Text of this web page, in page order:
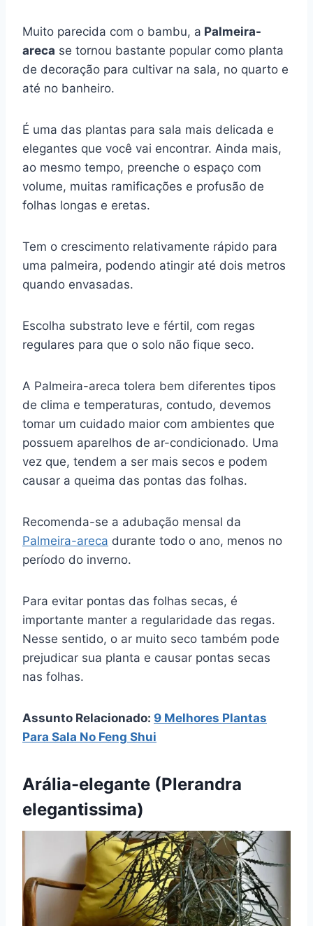
Muito parecida com o bambu, a Palmeira-
areca se tornou bastante popular como planta
de decoração para cultivar na sala, no quarto e
até no banheiro.
É uma das plantas para sala mais delicada e
elegantes que você vai encontrar. Ainda mais,
ao mesmo tempo, preenche o espaço com
volume, muitas ramificações e profusão de
folhas longas e eretas.
Tem o crescimento relativamente rápido para
uma palmeira, podendo atingir até dois metros
quando envasadas.
Escolha substrato leve e fértil, com regas
regulares para que o solo não fique seco.
A Palmeira-areca tolera bem diferentes tipos
de clima e temperaturas, contudo, devemos
tomar um cuidado maior com ambientes que
possuem aparelhos de ar-condicionado. Uma
vez que, tendem a ser mais secos e podem
causar a queima das pontas das folhas.
Recomenda-se a adubação mensal da
Palmeira-areca durante todo o ano, menos no
período do inverno.
Para evitar pontas das folhas secas, é
importante manter a regularidade das regas.
Nesse sentido, o ar muito seco também pode
prejudicar sua planta e causar pontas secas
nas folhas.
Assunto Relacionado: 9 Melhores Plantas
Para Sala No Feng Shui
Arália-elegante (Plerandra
elegantissima)